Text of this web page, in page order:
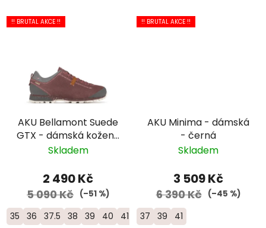
!! BRUTAL AKCE !!
AKU Bellamont Suede
GTX - dámská kožená
- fialová
Skladem
2 490 Kč
5 090 Kč (–51 %)
35 36 37.5 38 39 40 41
!! BRUTAL AKCE !!
AKU Minima - dámská
- černá
Skladem
3 509 Kč
6 390 Kč (–45 %)
37 39 41